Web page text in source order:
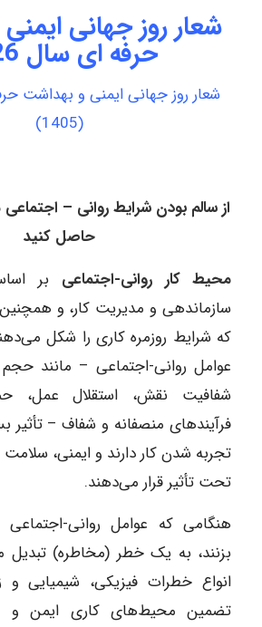
شعار روز جهانی
حرفه ای سال 2026
(1405)
از سالم بودن شرایط روانی –
حاصل کنید
محیط کار روانی-اجتماعی بر
سازماندهی و مدیریت کار، و
که شرایط روزمره کاری را شکل
عوامل روانی-اجتماعی – مانند
شفافیت نقش، استقلال عمل،
فرآیندهای منصفانه و شفاف – تأثیر
تجربه شدن کار دارند و ایمنی، سلامت
تحت تأثیر قرار می‌دهند.
هنگامی که عوامل روانی-اجتماعی
بزنند، به یک خطر (مخاطره) تبدیل
انواع خطرات فیزیکی، شیمیایی و
تضمین محیط‌های کاری ایمن و